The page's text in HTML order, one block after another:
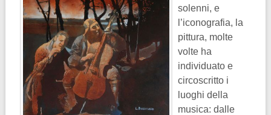
solenni, e
l’iconografia, la
pittura, molte
volte ha
individuato e
circoscritto i
luoghi della
musica: dalle